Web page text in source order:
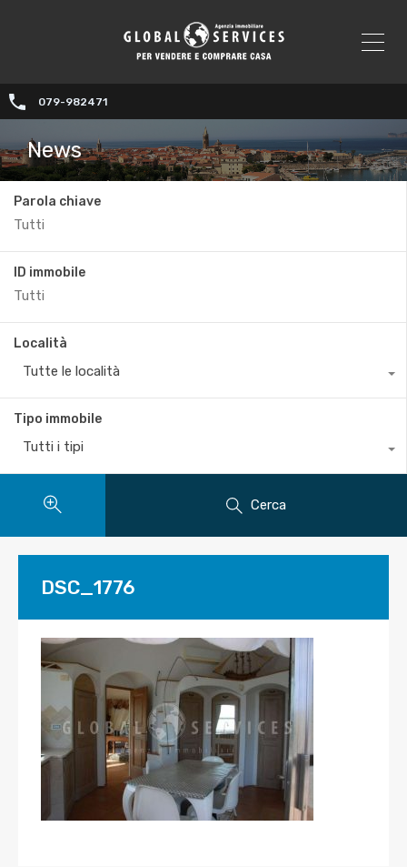
079-982471
News
Parola chiave
ID immobile
Località
Tutte le località
Tipo immobile
Tutti i tipi
Cerca
DSC_1776